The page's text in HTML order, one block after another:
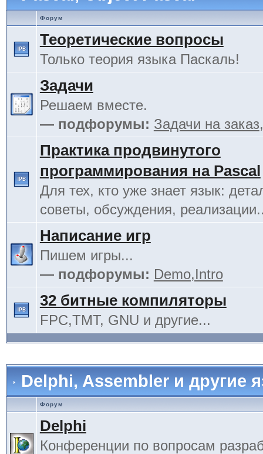
Форум
Теоретические вопросы
Только теория языка Паскаль!
Задачи
Решаем вместе.
— подфорумы: Задачи на заказ
Практика продвинутого
программирования на Pascal
Для тех, кто уже знает язык:
советы, обсуждения,
Написание игр
Пишем игры...
— подфорумы: Demo,Intro
32 битные компиляторы
FPC,TMT, GNU и другие...
Delphi, Assembler и другие
Форум
Delphi
Конференции по вопросам